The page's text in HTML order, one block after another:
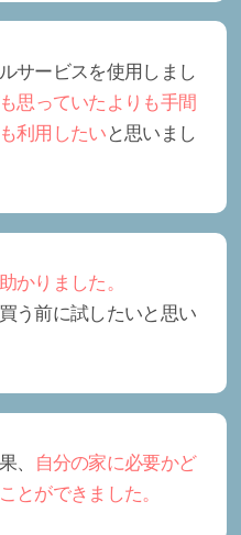
サービスを使用しまし
思っていたよりも手間
利用したい と思いまし
かりました。
う前に試したいと思い
、
自分の家に必要かど
とができました。